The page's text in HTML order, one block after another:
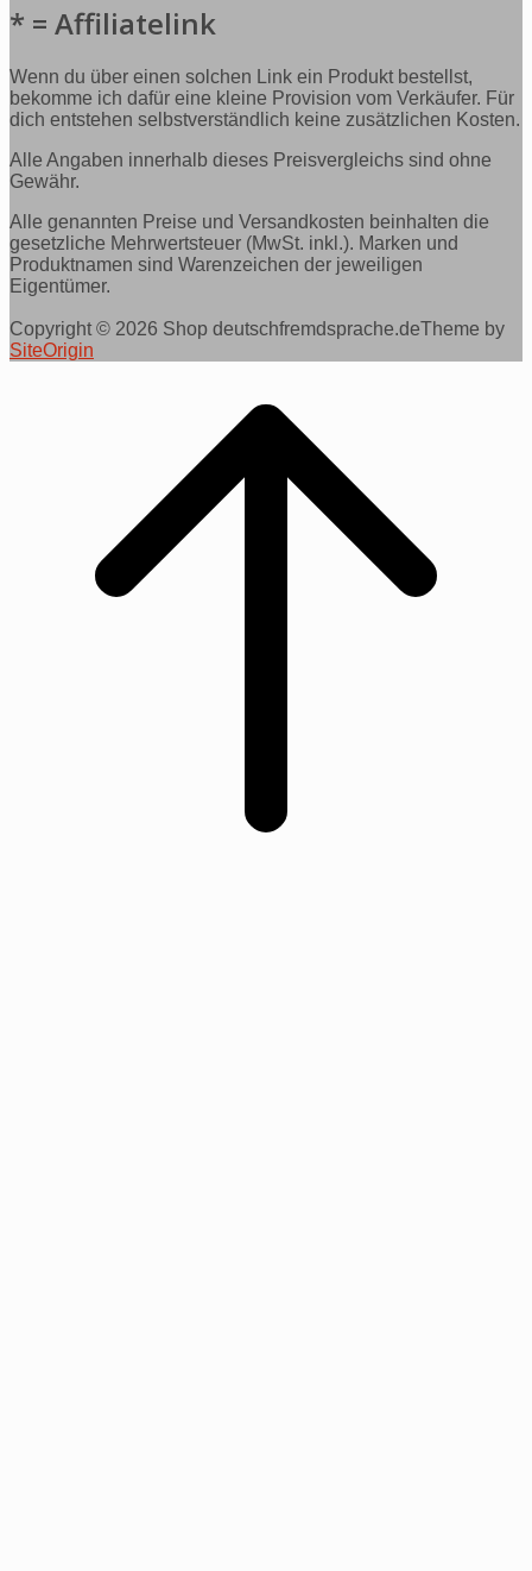
* = Affiliatelink
Wenn du über einen solchen Link ein Produkt bestellst,
bekomme ich dafür eine kleine Provision vom Verkäufer. Für
dich entstehen selbstverständlich keine zusätzlichen Kosten.
Alle Angaben innerhalb dieses Preisvergleichs sind ohne
Gewähr.
Alle genannten Preise und Versandkosten beinhalten die
gesetzliche Mehrwertsteuer (MwSt. inkl.). Marken und
Produktnamen sind Warenzeichen der jeweiligen
Eigentümer.
Copyright © 2026 Shop deutschfremdsprache.deTheme by
SiteOrigin